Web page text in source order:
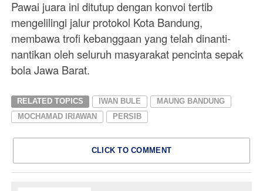
Pawai juara ini ditutup dengan konvoi tertib
mengelilingi jalur protokol Kota Bandung,
membawa trofi kebanggaan yang telah dinanti-
nantikan oleh seluruh masyarakat pencinta sepak
bola Jawa Barat.
RELATED TOPICS IWAN BULE
MAUNG BANDUNG
MOCHAMAD IRIAWAN
PERSIB
CLICK TO COMMENT